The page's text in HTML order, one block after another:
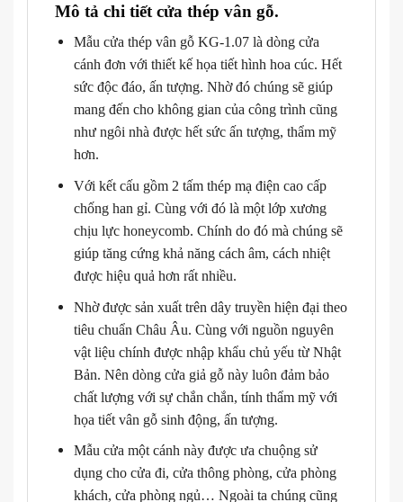
Mô tả chi tiết cửa thép vân gỗ.
Mẫu cửa thép vân gỗ KG-1.07 là dòng cửa
cánh đơn với thiết kế họa tiết hình hoa cúc. Hết
sức độc đáo, ấn tượng. Nhờ đó chúng sẽ giúp
mang đến cho không gian của công trình cũng
như ngôi nhà được hết sức ấn tượng, thẩm mỹ
hơn.
Với kết cấu gồm 2 tấm thép mạ điện cao cấp
chống han gỉ. Cùng với đó là một lớp xương
chịu lực honeycomb. Chính do đó mà chúng sẽ
giúp tăng cứng khả năng cách âm, cách nhiệt
được hiệu quả hơn rất nhiều.
Nhờ được sản xuất trên dây truyền hiện đại theo
tiêu chuẩn Châu Âu. Cùng với nguồn nguyên
vật liệu chính được nhập khẩu chủ yếu từ Nhật
Bản. Nên dòng cửa giả gỗ này luôn đảm bảo
chất lượng với sự chắn chắn, tính thẩm mỹ với
họa tiết vân gỗ sinh động, ấn tượng.
Mẫu cửa một cánh này được ưa chuộng sử
dụng cho cửa đi, cửa thông phòng, cửa phòng
khách, cửa phòng ngủ… Ngoài ta chúng cũng